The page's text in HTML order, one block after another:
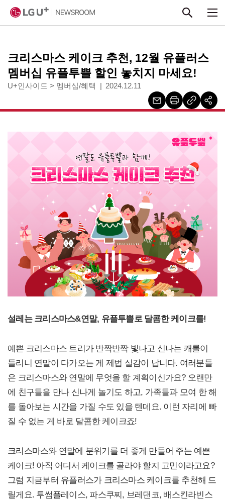
크리스마스 케이크 추천, 12월 유플러스
멤버십 유플투쁠 할인 놓치지 마세요!
U+인사이드 > 멤버십/혜택 2024.12.11
설레는 크리스마스&연말, 유플투쁠로 달콤한 케이크를!
예쁜 크리스마스 트리가 반짝반짝 빛나고 신나는 캐롤이
들리니 연말이 다가오는 게 제법 실감이 납니다. 여러분들
은 크리스마스와 연말에 무엇을 할 계획이신가요? 오랜만
에 친구들을 만나 신나게 놀기도 하고, 가족들과 모여 한 해
를 돌아보는 시간을 가질 수도 있을 텐데요. 이런 자리에 빠
질 수 없는 게 바로 달콤한 케이크죠!
크리스마스와 연말에 분위기를 더 좋게 만들어 주는 예쁜
케이크! 아직 어디서 케이크를 골라야 할지 고민이라고요?
그럼 지금부터 유플러스가 크리스마스 케이크를 추천해 드
릴게요. 투썸플레이스, 파스쿠찌, 브레댄코, 배스킨라빈스